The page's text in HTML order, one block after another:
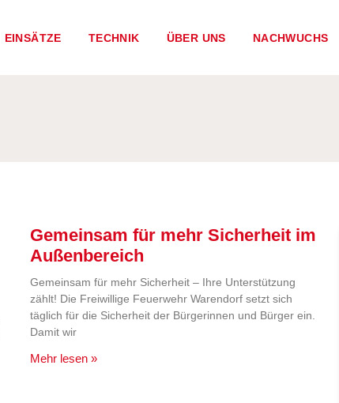
EINSÄTZE TECHNIK ÜBER UNS NACHWUCHS
Gemeinsam für mehr Sicherheit im
Außenbereich
Gemeinsam für mehr Sicherheit – Ihre Unterstützung
zählt! Die Freiwillige Feuerwehr Warendorf setzt sich
täglich für die Sicherheit der Bürgerinnen und Bürger ein.
Damit wir
Mehr lesen »